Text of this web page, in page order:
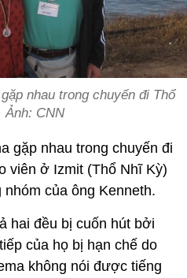
nhau trong chuyến đi Thổ
Ảnh: CNN
gặp nhau trong chuyến đi
viên ở Izmit (Thổ Nhĩ Kỳ)
của ông Kenneth.
hai đều bị cuốn hút bởi
của họ bị hạn chế do
không nói được tiếng